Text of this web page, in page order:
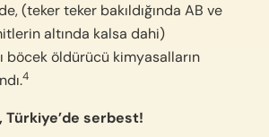
(teker teker bakıldığında AB ve
altında kalsa dahi)
böcek öldürücü kimyasalların
4
Türkiye’de serbest!